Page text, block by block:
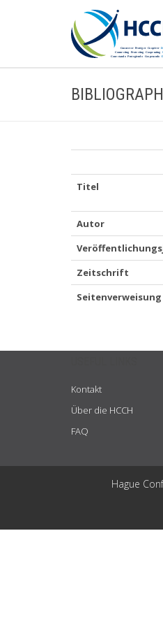
Titel
Autor
Zeitschrift
Seitenverweisung
Kontakt
Über die HCCH
FAQ
Hague